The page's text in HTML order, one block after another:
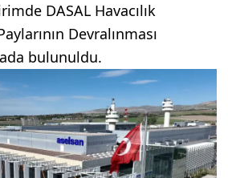
DASAL Havacılık
Devralınması
bulunuldu.